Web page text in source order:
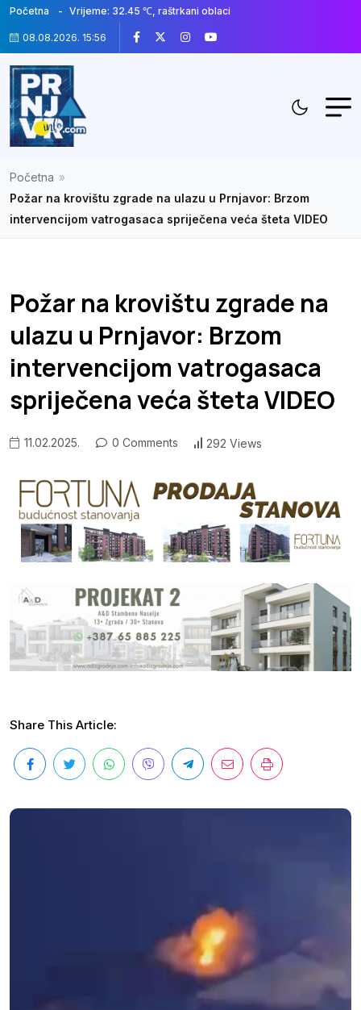
Početna Vrijeme: 32.45 ℃, raštrkani oblaci
08.08.2026. 15:56
Početna »
Požar na krovištu zgrade na ulazu u Prnjavor: Brzom
intervencijom vatrogasaca spriječena veća šteta VIDEO
Požar na krovištu zgrade na
ulazu u Prnjavor: Brzom
intervencijom vatrogasaca
spriječena veća šteta VIDEO
11.02.2025. 0 Comments 292 Views
Share This Article: